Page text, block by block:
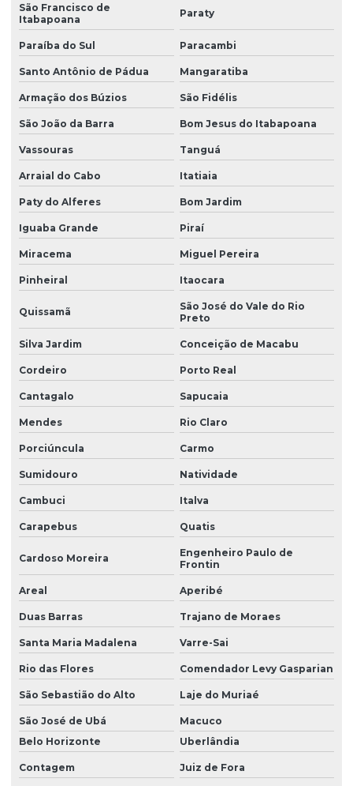
São Francisco de
Itabapoana
Paraty
Paraíba do Sul Paracambi
Santo Antônio de Pádua Mangaratiba
Armação dos Búzios São Fidélis
São João da Barra Bom Jesus do Itabapoana
Vassouras Tanguá
Arraial do Cabo Itatiaia
Paty do Alferes Bom Jardim
Iguaba Grande Piraí
Miracema Miguel Pereira
Pinheiral Itaocara
Quissamã
São José do Vale do Rio
Preto
Silva Jardim Conceição de Macabu
Cordeiro Porto Real
Cantagalo Sapucaia
Mendes Rio Claro
Porciúncula Carmo
Sumidouro Natividade
Cambuci Italva
Carapebus Quatis
Cardoso Moreira
Engenheiro Paulo de
Frontin
Areal Aperibé
Duas Barras Trajano de Moraes
Santa Maria Madalena Varre-Sai
Rio das Flores Comendador Levy Gasparian
São Sebastião do Alto Laje do Muriaé
São José de Ubá
Macuco
Belo Horizonte
Uberlândia
Contagem Juiz de Fora